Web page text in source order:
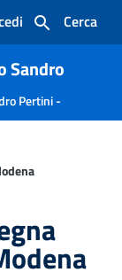
Cerca
Sandro
Pertini -